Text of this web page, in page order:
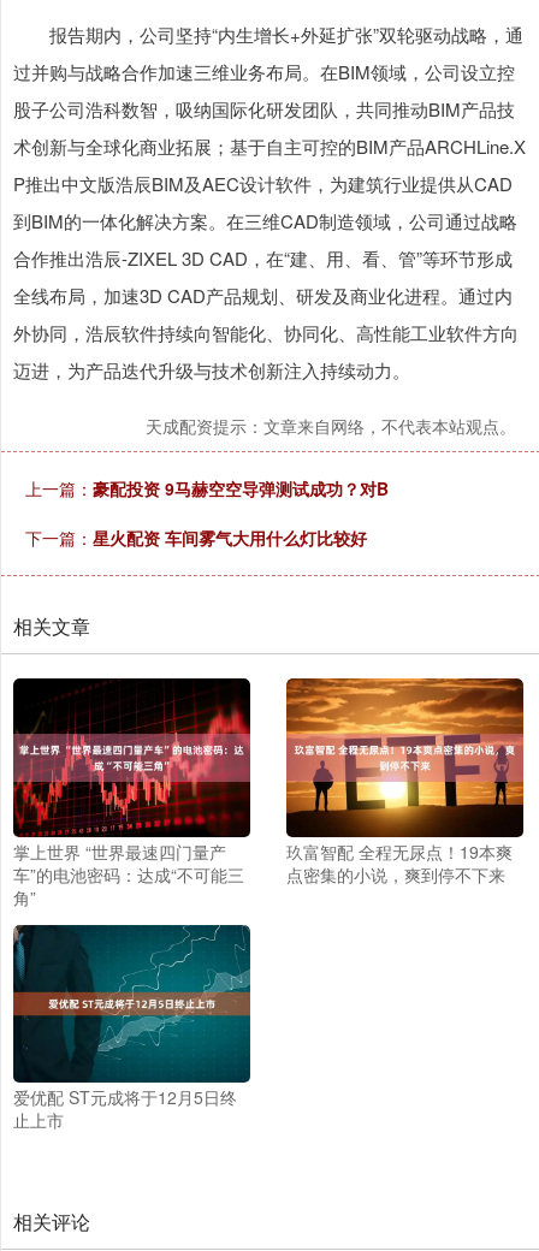
报告期内，公司坚持“内生增长+外延扩张”双轮驱动战略，通
过并购与战略合作加速三维业务布局。在BIM领域，公司设立控
股子公司浩科数智，吸纳国际化研发团队，共同推动BIM产品技
术创新与全球化商业拓展；基于自主可控的BIM产品ARCHLine.X
P推出中文版浩辰BIM及AEC设计软件，为建筑行业提供从CAD
到BIM的一体化解决方案。在三维CAD制造领域，公司通过战略
合作推出浩辰-ZIXEL 3D CAD，在“建、用、看、管”等环节形成
全线布局，加速3D CAD产品规划、研发及商业化进程。通过内
外协同，浩辰软件持续向智能化、协同化、高性能工业软件方向
迈进，为产品迭代升级与技术创新注入持续动力。
天成配资提示：文章来自网络，不代表本站观点。
上一篇： 豪配投资 9马赫空空导弹测试成功？对B
下一篇： 星火配资 车间雾气大用什么灯比较好
相关文章
掌上世界 “世界最速四门量产
车”的电池密码：达成“不可能三
角”
玖富智配 全程无尿点！19本爽
点密集的小说，爽到停不下来
爱优配 ST元成将于12月5日终
止上市
相关评论